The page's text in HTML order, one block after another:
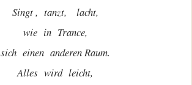
Singt , tanzt, lacht,
wie in Trance,
sich einen anderen Raum.
Alles wird leicht,